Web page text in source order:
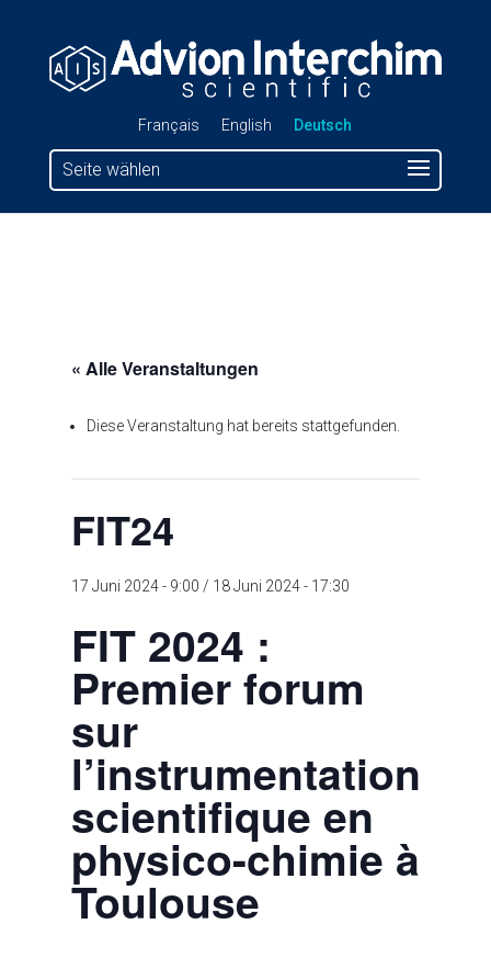
Français English Deutsch
Seite wählen
« Alle Veranstaltungen
Diese Veranstaltung hat bereits stattgefunden.
FIT24
17 Juni 2024 - 9:00 / 18 Juni 2024 - 17:30
FIT 2024 :
Premier forum
sur
l’instrumentation
scientifique en
physico-chimie à
Toulouse